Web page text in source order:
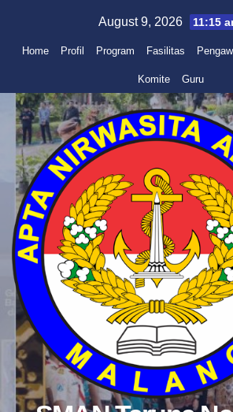
content
August 9, 2026 11:15
Home Profil Program Fasilitas
Komite Guru